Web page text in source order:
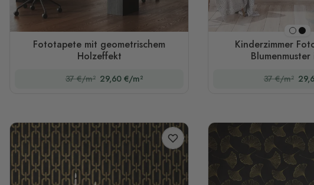
Fototapete mit geometrischem
Holzeffekt
37 €/m² 29,60 €/m²
Kinderzimmer
Blumenmuster
37 €/m²